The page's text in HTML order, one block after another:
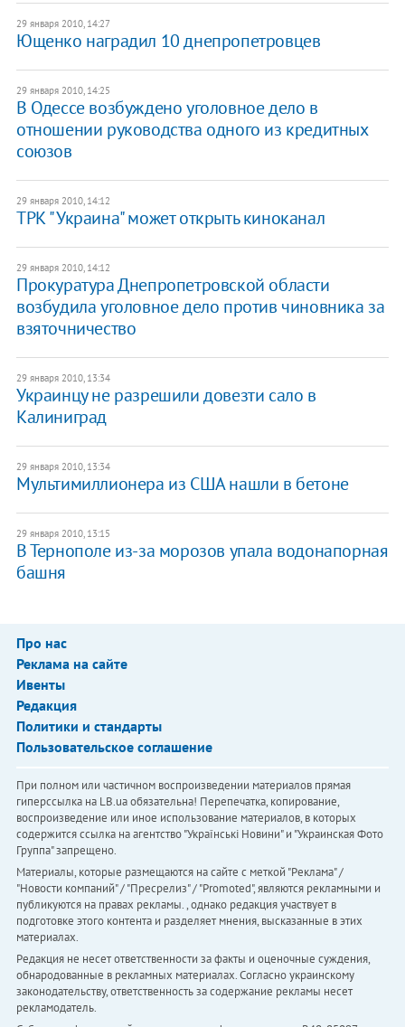
29 января 2010, 14:27
Ющенко наградил 10 днепропетровцев
29 января 2010, 14:25
В Одессе возбуждено уголовное дело в
отношении руководства одного из кредитных
союзов
29 января 2010, 14:12
ТРК "Украина" может открыть киноканал
29 января 2010, 14:12
Прокуратура Днепропетровской области
возбудила уголовное дело против чиновника за
взяточничество
29 января 2010, 13:34
Украинцу не разрешили довезти сало в
Калиниград
29 января 2010, 13:34
Мультимиллионера из США нашли в бетоне
29 января 2010, 13:15
В Тернополе из-за морозов упала водонапорная
башня
Про нас
Реклама на сайте
Ивенты
Редакция
Политики и стандарты
Пользовательское соглашение
При полном или частичном воспроизведении материалов прямая
гиперссылка на LB.ua обязательна! Перепечатка, копирование,
воспроизведение или иное использование материалов, в которых
содержится ссылка на агентство "Українськi Новини" и "Украинская Фото
Группа" запрещено.
Материалы, которые размещаются на сайте с меткой "Реклама" /
"Новости компаний" / "Пресрелиз" / "Promoted", являются рекламными и
публикуются на правах рекламы. , однако редакция участвует в
подготовке этого контента и разделяет мнения, высказанные в этих
материалах.
Редакция не несет ответственности за факты и оценочные суждения,
обнародованные в рекламных материалах. Согласно украинскому
законодательству, ответственность за содержание рекламы несет
рекламодатель.